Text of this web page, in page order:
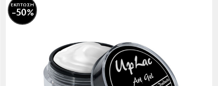
ΕΚΠΤΩΣΗ
-50%